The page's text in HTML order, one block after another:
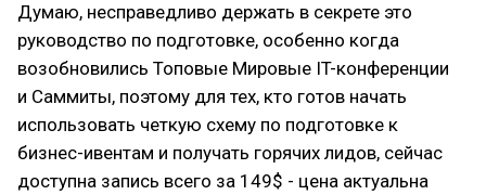
Думаю, несправедливо держать в секрете это
руководство по подготовке, особенно когда
возобновились Топовые Мировые IT-конференции
и Саммиты, поэтому для тех, кто готов начать
использовать четкую схему по подготовке к
бизнес-ивентам и получать горячих лидов, сейчас
доступна запись всего за 149$ - цена актуальна